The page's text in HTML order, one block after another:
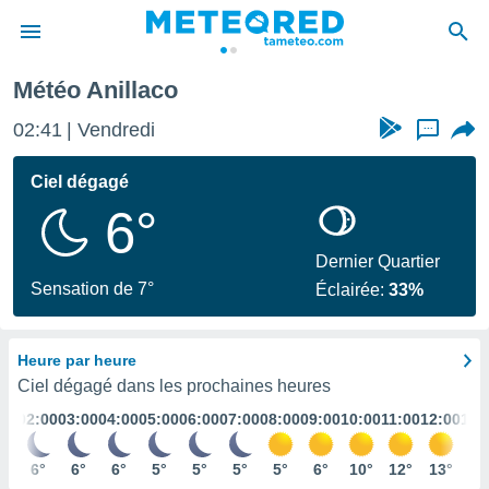
de
en
Météo Anillaco
02:41 Vendredi ...
Ciel dégagé
6°
Sensation de 7°
Dernier Quartier
Éclairée:33%
Heure par heure
Ciel dégagé dans les prochaines heures
02:00
6°
03:00
6°
04:00
6°
05:00
5°
06:00
5°
07:00
5°
08:00
5°
09:00
6°
10:00
10°
11:00
12°
12:00
13°